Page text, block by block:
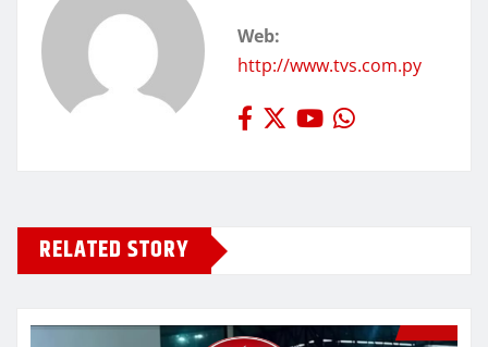
Web:
http://www.tvs.com.py
RELATED STORY